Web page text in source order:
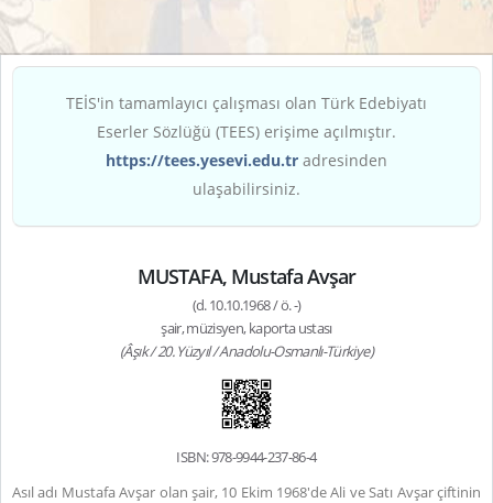
TEİS'in tamamlayıcı çalışması olan Türk Edebiyatı
Eserler Sözlüğü (TEES) erişime açılmıştır.
https://tees.yesevi.edu.tr adresinden
ulaşabilirsiniz.
MUSTAFA, Mustafa Avşar
(d. 10.10.1968 / ö. -)
şair, müzisyen, kaporta ustası
(Âşık / 20. Yüzyıl / Anadolu-Osmanlı-Türkiye)
ISBN: 978-9944-237-86-4
Asıl adı Mustafa Avşar olan şair, 10 Ekim 1968'de Ali ve Satı Avşar çiftinin